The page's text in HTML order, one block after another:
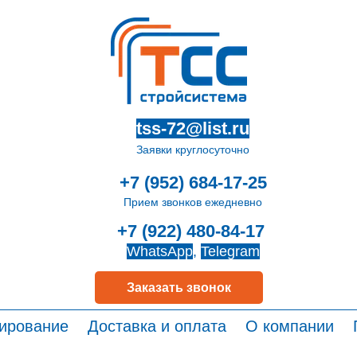
tss-72@list.ru
Заявки круглосуточно
+7 (952) 684-17-25
Прием звонков ежедневно
+7 (922) 480-84-17
WhatsApp, Telegram
Заказать звонок
Доставка и оплата О компании